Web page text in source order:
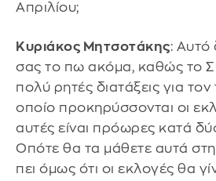
Απριλίου;
Κυριάκος Μητσοτάκης: Αυτό
σας το πω ακόμα, καθώς το
πολύ ρητές διατάξεις για
οποίο προκηρύσσονται οι
αυτές είναι πρόωρες κατά
Οπότε θα τα μάθετε αυτά
πει όμως ότι οι εκλογές θα